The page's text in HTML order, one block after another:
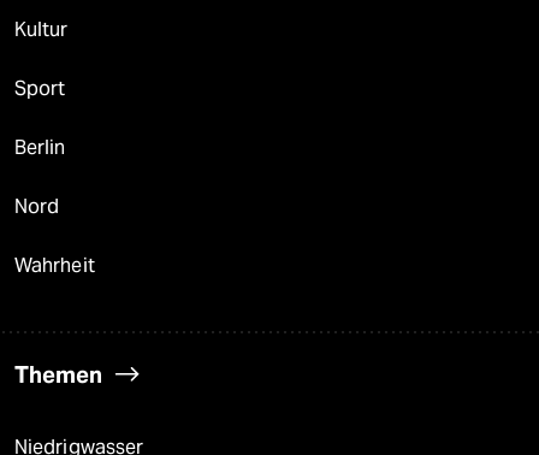
Kultur
Sport
Berlin
Nord
Wahrheit
Themen
Niedrigwasser